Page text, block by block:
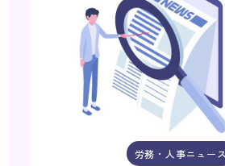
労務・人事ニュース